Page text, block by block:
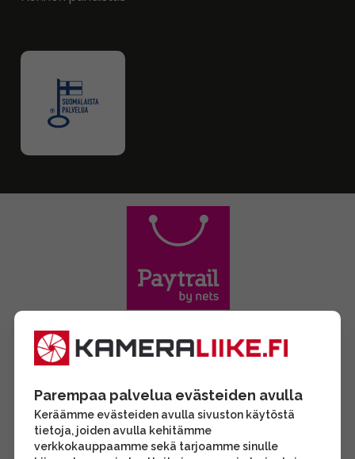
Parempaa palvelua evästeiden avulla
Keräämme evästeiden avulla sivuston käytöstä
tietoja, joiden avulla kehitämme
verkkokauppaamme sekä tarjoamme sinulle